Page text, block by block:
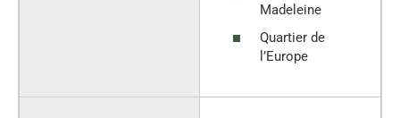
Madeleine
Quartier de
l’Europe